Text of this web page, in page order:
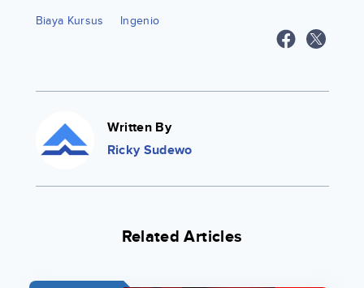
Biaya Kursus Ingenio
Written By
Ricky Sudewo
Related Articles